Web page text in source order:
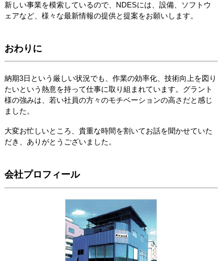
新しい事業を模索しているので、NDESには、設備、ソフトウ
ェアなど、様々な最新情報の提供と提案をお願いします。
おわりに
納期3日という厳しい状況でも、作業の効率化、技術向上を図り
たいという熱意を持って仕事に取り組まれています。グラント
様の強みは、若い社員の方々のモチベーションの高さだと感じ
ました。
大変お忙しいところ、貴重な時間を割いてお話を聞かせていた
だき、ありがとうございました。
会社プロフィール